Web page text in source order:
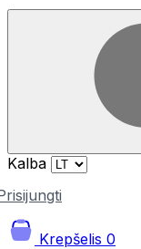
Kalba
Krepšelis 0